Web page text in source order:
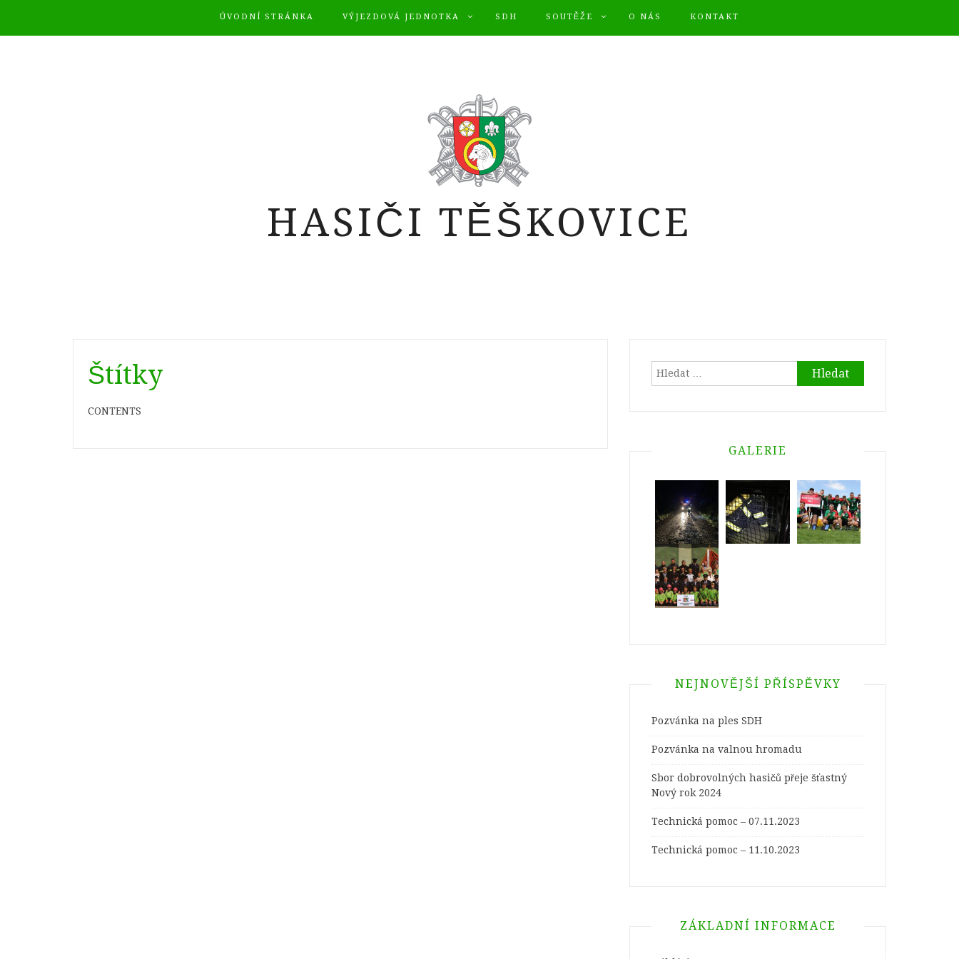
ÚVODNÍ STRÁNKA VÝJEZDOVÁ JEDNOTKA SDH SOUTĚŽE O NÁS KONTAKT
HASIČI TĚŠKOVICE
Štítky
CONTENTS
Vyhledávání
GALERIE
NEJNOVĚJŠÍ PŘÍSPĚVKY
Pozvánka na ples SDH
Pozvánka na valnou hromadu
Sbor dobrovolných hasičů přeje šťastný
Nový rok 2024
Technická pomoc – 07.11.2023
Technická pomoc – 11.10.2023
ZÁKLADNÍ INFORMACE